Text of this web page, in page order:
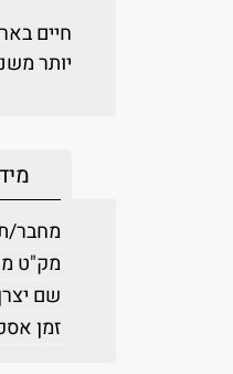
חיים
יותר
מחבר/
מק"ט
שם
זמן